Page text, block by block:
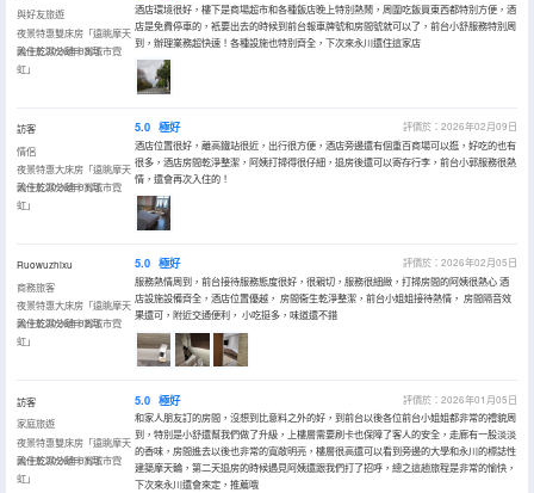
與好友旅遊
夜景特惠雙床房「遠眺摩天
輪十乾濕分離十賞城市霓
虹」
入住於2026年03月
酒店環境很好，樓下是商場超市和各種飯店晚上特別熱鬧，周圍吃飯買東西都特別方便，酒
店是免費停車的，衹要出去的時候到前台報車牌號和房間號就可以了，前台小舒服務特別周
到，辦理業務超快速！各種設施也特別齊全，下次來永川還住這家店
訪客
情侶
夜景特惠大床房「遠眺摩天
輪十乾濕分離十賞城市霓
虹」
入住於2026年01月
5.0 極好
評價於：2026年02月09日
酒店位置很好，離高鐵站很近，出行很方便，酒店旁邊還有個重百商場可以逛，好吃的也有
很多，酒店房間乾淨整潔，阿姨打掃得很仔細，退房後還可以寄存行李，前台小郭服務很熱
情，還會再次入住的！
Ruowuzhixu
商務旅客
夜景特惠大床房「遠眺摩天
輪十乾濕分離十賞城市霓
虹」
入住於2026年02月
5.0 極好
評價於：2026年02月05日
服務熱情周到，前台接待服務態度很好，很親切，服務很細緻，打掃房間的阿姨很熱心 酒
店設施設備齊全，酒店位置優越， 房間衞生乾淨整潔，前台小姐姐接待熱情， 房間隔音效
果還可，附近交通便利， 小吃挺多，味道還不錯
訪客
家庭旅遊
夜景特惠雙床房「遠眺摩天
輪十乾濕分離十賞城市霓
虹」
入住於2026年01月
5.0 極好
評價於：2026年01月05日
和家人朋友訂的房間，沒想到比意料之外的好，到前台以後各位前台小姐姐都非常的禮貌周
到，特別是小舒還幫我們做了升級，上樓層需要刷卡也保障了客人的安全，走廊有一股淡淡
的香味，房間進去以後也非常的寬敞明亮，樓層很高還可以看到旁邊的大學和永川的標誌性
建築摩天輪，第二天退房的時候遇見阿姨還跟我們打了招呼，總之這趟旅程是非常的愉快，
下次來永川還會來定，推薦哦